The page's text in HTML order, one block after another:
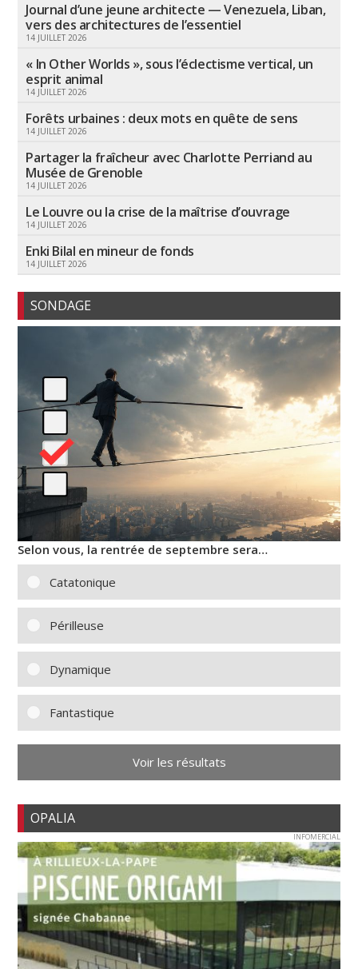
Journal d’une jeune architecte — Venezuela, Liban,
vers des architectures de l’essentiel
14 JUILLET 2026
« In Other Worlds », sous l’éclectisme vertical, un
esprit animal
14 JUILLET 2026
Forêts urbaines : deux mots en quête de sens
14 JUILLET 2026
Partager la fraîcheur avec Charlotte Perriand au
Musée de Grenoble
14 JUILLET 2026
Le Louvre ou la crise de la maîtrise d’ouvrage
14 JUILLET 2026
Enki Bilal en mineur de fonds
14 JUILLET 2026
SONDAGE
Selon vous, la rentrée de septembre sera…
Catatonique
Périlleuse
Dynamique
Fantastique
Voir les résultats
OPALIA
INFOMERCIAL